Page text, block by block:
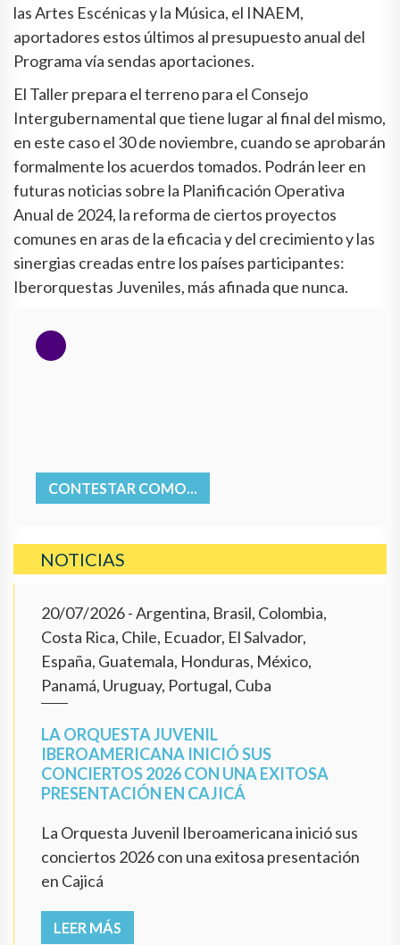
las Artes Escénicas y la Música, el INAEM,
aportadores estos últimos al presupuesto anual del
Programa vía sendas aportaciones.
El Taller prepara el terreno para el Consejo
Intergubernamental que tiene lugar al final del mismo,
en este caso el 30 de noviembre, cuando se aprobarán
formalmente los acuerdos tomados. Podrán leer en
futuras noticias sobre la Planificación Operativa
Anual de 2024, la reforma de ciertos proyectos
comunes en aras de la eficacia y del crecimiento y las
sinergias creadas entre los países participantes:
Iberorquestas Juveniles, más afinada que nunca.
CONTESTAR COMO...
NOTICIAS
20/07/2026- Argentina, Brasil, Colombia,
Costa Rica, Chile, Ecuador, El Salvador,
España, Guatemala, Honduras, México,
Panamá, Uruguay, Portugal, Cuba
LA ORQUESTA JUVENIL
IBEROAMERICANA INICIÓ SUS
CONCIERTOS 2026 CON UNA EXITOSA
PRESENTACIÓN EN CAJICÁ
La Orquesta Juvenil Iberoamericana inició sus
conciertos 2026 con una exitosa presentación
en Cajicá
LEER MÁS